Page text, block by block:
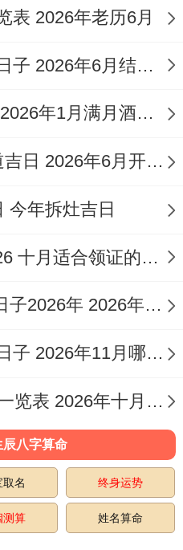
表 2026年老历6月
2026年六月份结婚好日子 2026年6月结婚好吗
2026一月满月酒吉日 2026年1月满月酒吉日
2026年6月开业的黄道吉日 2026年6月开业黄道吉日查询
今年拆灶吉日
十月份宜领证黄历2026 十月适合领证的好日子2026年
四月适合装修开工的日子2026年 2026年四月份适合装修开工的黄道吉日
2026十一月订婚的好日子 2026年11月哪天订婚好
2026年10月动土吉日一览表 2026年十月六日能动土吗
八字算命
取名 终身运势
测算 姓名算命